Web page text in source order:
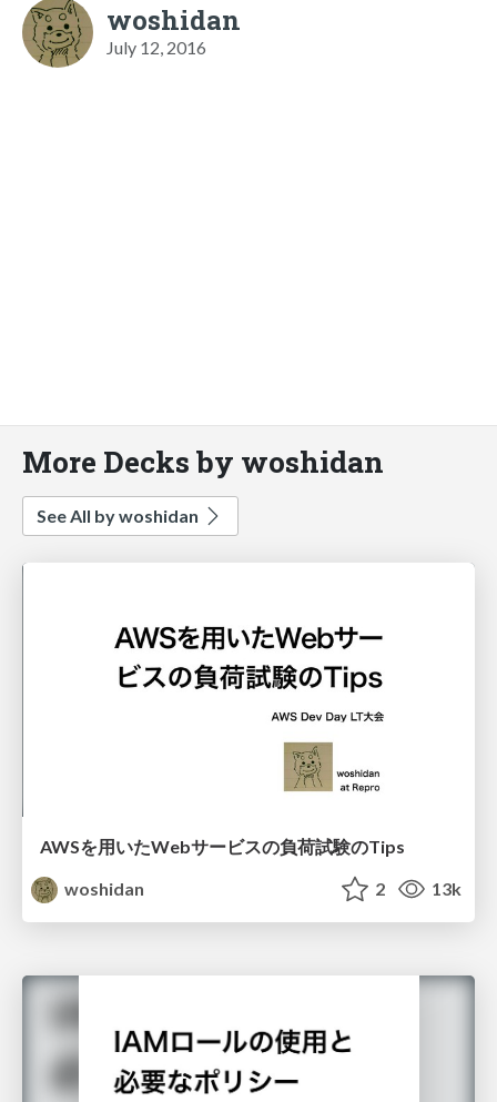
woshidan
July 12, 2016
More Decks by woshidan
See All by woshidan
AWSを用いたWebサービスの負荷試験のTips
woshidan
2 13k